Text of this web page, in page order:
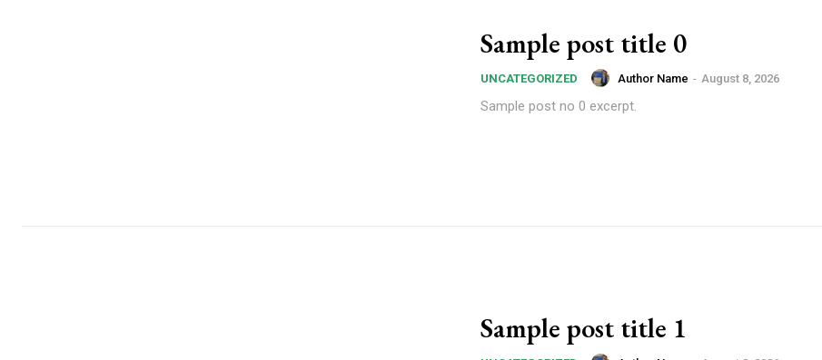
Sample post title 0
UNCATEGORIZED Author Name - August 8, 2026
Sample post no 0 excerpt.
Sample post title 1